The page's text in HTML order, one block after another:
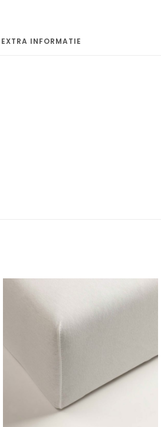
EXTRA INFORMATIE